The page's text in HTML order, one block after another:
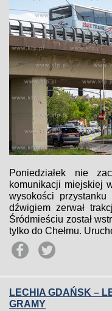
Poniedziałek nie
komunikacji miejskiej
wysokości
dźwigiem zerwał
Śródmieściu został
tylko do Chełmu.
LECHIA GDAŃSK –
GRAMY